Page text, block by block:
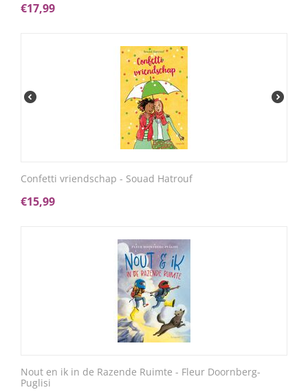
€17,99
Confetti vriendschap - Souad Hatrouf
€15,99
Nout en ik in de Razende Ruimte - Fleur Doornberg-
Puglisi